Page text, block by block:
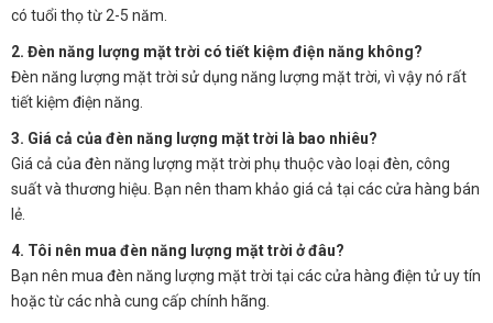
có tuổi thọ từ 2-5 năm.
2. Đèn năng lượng mặt trời có tiết kiệm điện năng không?
Đèn năng lượng mặt trời sử dụng năng lượng mặt trời, vì vậy nó rất
tiết kiệm điện năng.
3. Giá cả của đèn năng lượng mặt trời là bao nhiêu?
Giá cả của đèn năng lượng mặt trời phụ thuộc vào loại đèn, công
suất và thương hiệu. Bạn nên tham khảo giá cả tại các cửa hàng bán
lẻ.
4. Tôi nên mua đèn năng lượng mặt trời ở đâu?
Bạn nên mua đèn năng lượng mặt trời tại các cửa hàng điện tử uy tín
hoặc từ các nhà cung cấp chính hãng.